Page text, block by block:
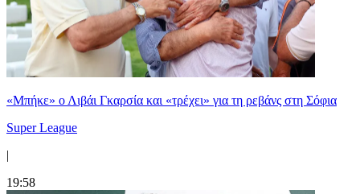
«Μπήκε» ο Λιβάι Γκαρσία και «τρέχει» για τη ρεβάνς στη Σόφια
Super League
|
19:58